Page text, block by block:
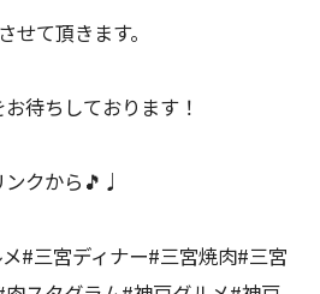
て頂きます。
待ちしております！
クから🎵♩
#三宮ディナー#三宮焼肉#三宮